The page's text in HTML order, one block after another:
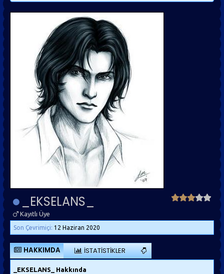
_EKSELANS_
Kayıtlı Üye
Son Çevrimiçi: 12 Haziran 2020
HAKKIMDA İSTATISTIKLER
_EKSELANS_ Hakkında